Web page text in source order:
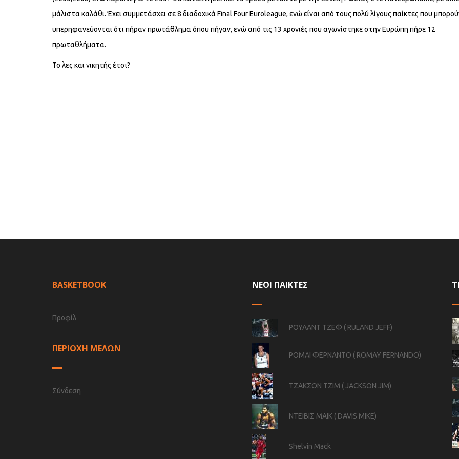
μάλιστα καλάθι. Έχει συμμετάσχει σε 8 διαδοχικά Final Four Euroleague, ενώ είναι από τους πολύ λίγους παίκτες που
υπερηφανεύονται ότι πήραν πρωτάθλημα όπου πήγαν, ενώ από τις 13 χρονιές που αγωνίστηκε στην Ευρώπη πήρε 12
πρωταθλήματα.
Το λες και νικητής έτσι?
BASKETBOOK
Προφίλ
ΠΕΡΙΟΧΗ ΜΕΛΩΝ
Σύνδεση
ΝΕΟΙ ΠΑΙΚΤΕΣ
ΡΟΥΛΑΝΤ ΤΖΕΦ ( RULAND JEFF)
ΡΟΜΑΙ ΦΕΡΝΑΝΤΟ ( ROMAY FERNANDO)
ΤΖΑΚΣΟΝ ΤΖΙΜ ( JACKSON JIM)
ΝΤΕΙΒΙΣ ΜΑΙΚ ( DAVIS MIKE)
Shelvin Mack